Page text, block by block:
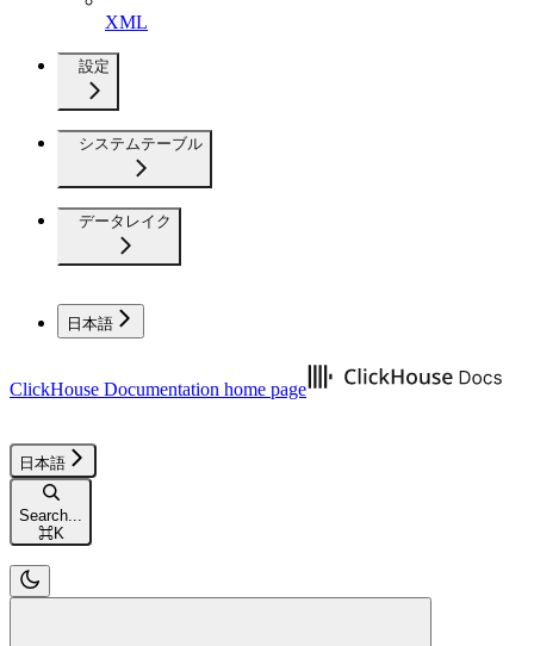
XML
設定
システムテーブル
データレイク
日本語
ClickHouse Documentation home page
日本語
Search...
⌘K